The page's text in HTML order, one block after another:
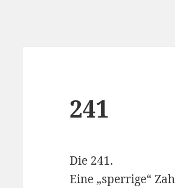
241
Die 241.
Eine „sperrige“